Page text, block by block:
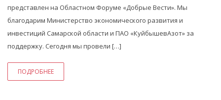
представлен на Областном Форуме «Добрые Вести». Мы
благодарим Министерство экономического развития и
инвестиций Самарской области и ПАО «КуйбышевАзот» за
поддержку. Сегодня мы провели […]
ПОДРОБНЕЕ